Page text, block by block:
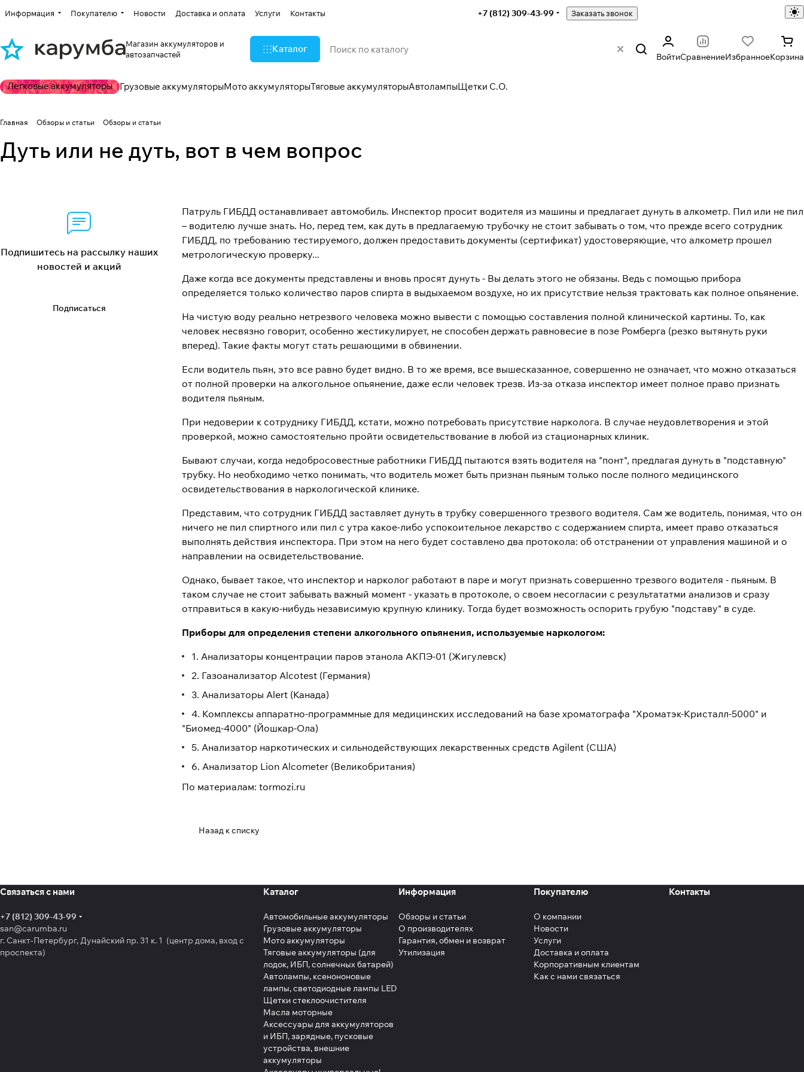
Информация Покупателю Новости Доставка и оплата Услуги Контакты +7 (812) 309-43-99 Заказать звонок
Магазин аккумуляторов и
автозапчастей
Каталог
ВойтиСравнениеИзбранноеКорзина
Легковые аккумуляторы Грузовые аккумуляторыМото аккумуляторыТяговые аккумуляторыАвтолампыЩетки С.О.
Главная Обзоры и статьи Обзоры и статьи
Дуть или не дуть, вот в чем вопрос
Патруль ГИБДД останавливает автомобиль. Инспектор просит водителя из машины и предлагает дунуть в алкометр. Пил или не пил
– водителю лучше знать. Но, перед тем, как дуть в предлагаемую трубочку не стоит забывать о том, что прежде всего сотрудник
ГИБДД, по требованию тестируемого, должен предоставить документы (сертификат) удостоверяющие, что алкометр прошел
метрологическую проверку...
Даже когда все документы представлены и вновь просят дунуть - Вы делать этого не обязаны. Ведь с помощью прибора
определяется только количество паров спирта в выдыхаемом воздухе, но их присутствие нельзя трактовать как полное опьянение.
На чистую воду реально нетрезвого человека можно вывести с помощью составления полной клинической картины. То, как
человек несвязно говорит, особенно жестикулирует, не способен держать равновесие в позе Ромберга (резко вытянуть руки
вперед). Такие факты могут стать решающими в обвинении.
Если водитель пьян, это все равно будет видно. В то же время, все вышесказанное, совершенно не означает, что можно отказаться
от полной проверки на алкогольное опьянение, даже если человек трезв. Из-за отказа инспектор имеет полное право признать
водителя пьяным.
При недоверии к сотруднику ГИБДД, кстати, можно потребовать присутствие нарколога. В случае неудовлетворения и этой
проверкой, можно самостоятельно пройти освидетельствование в любой из стационарных клиник.
Бывают случаи, когда недобросовестные работники ГИБДД пытаются взять водителя на "понт", предлагая дунуть в "подставную"
трубку. Но необходимо четко понимать, что водитель может быть признан пьяным только после полного медицинского
освидетельствования в наркологической клинике.
Представим, что сотрудник ГИБДД заставляет дунуть в трубку совершенного трезвого водителя. Сам же водитель, понимая, что он
ничего не пил спиртного или пил с утра какое-либо успокоительное лекарство с содержанием спирта, имеет право отказаться
выполнять действия инспектора. При этом на него будет составлено два протокола: об отстранении от управления машиной и о
направлении на освидетельствование.
Однако, бывает такое, что инспектор и нарколог работают в паре и могут признать совершенно трезвого водителя - пьяным. В
таком случае не стоит забывать важный момент - указать в протоколе, о своем несогласии с результататми анализов и сразу
отправиться в какую-нибудь независимую крупную клинику. Тогда будет возможность оспорить грубую "подставу" в суде.
Приборы для определения степени алкогольного опьянения, используемые наркологом:
1. Анализаторы концентрации паров этанола АКПЭ-01 (Жигулевск)
2. Газоанализатор Alcotest (Германия)
3. Анализаторы Alert (Канада)
4. Комплексы аппаратно-программные для медицинских исследований на базе хроматографа "Хроматэк-Кристалл-5000" и
"Биомед-4000" (Йошкар-Ола)
5. Анализатор наркотических и сильнодействующих лекарственных средств Agilent (США)
6. Анализатор Lion Alcometer (Великобритания)
По материалам: tormozi.ru
Назад к списку
Подпишитесь на рассылку наших
новостей и акций
Подписаться
Связаться с нами
+7 (812) 309-43-99
san@carumba.ru
г. Санкт-Петербург, Дунайский пр. 31 к. 1 (центр дома, вход с
проспекта)
Каталог
Автомобильные аккумуляторы
Грузовые аккумуляторы
Мото аккумуляторы
Тяговые аккумуляторы (для
лодок, ИБП, солнечных батарей)
Автолампы, ксенононовые
лампы, светодиодные лампы LED
Щетки стеклоочистителя
Масла моторные
Аксессуары для аккумуляторов
и ИБП, зарядные, пусковые
устройства, внешние
аккумуляторы
Информация
Обзоры и статьи
О производителях
Гарантия, обмен и возврат
Утилизация
Покупателю
О компании
Новости
Услуги
Доставка и оплата
Корпоративным клиентам
Как с нами связаться
Контакты